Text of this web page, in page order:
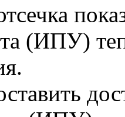
(ИПУ)